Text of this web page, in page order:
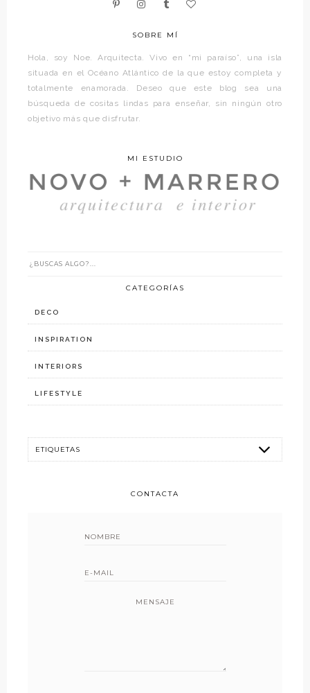
SOBRE MÍ
Hola, soy Noe. Arquitecta. Vivo en “mi paraíso”, una isla
situada en el Océano Atlántico de la que estoy completa y
totalmente enamorada. Deseo que este blog sea una
búsqueda de cositas lindas para enseñar, sin ningún otro
objetivo más que disfrutar.
MI ESTUDIO
CATEGORÍAS
DECO
INSPIRATION
INTERIORS
LIFESTYLE
CONTACTA
MENSAJE